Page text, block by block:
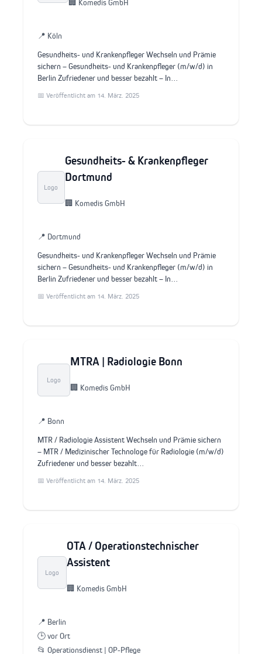
🏢 Komedis GmbH
📍 Köln
Gesundheits- und Krankenpfleger Wechseln und Prämie
sichern – Gesundheits- und Krankenpfleger (m/w/d) in
Berlin Zufriedener und besser bezahlt – In…
📅 Veröffentlicht am 14. März. 2025
Logo
Gesundheits- & Krankenpfleger
Dortmund
🏢 Komedis GmbH
📍 Dortmund
Gesundheits- und Krankenpfleger Wechseln und Prämie
sichern – Gesundheits- und Krankenpfleger (m/w/d) in
Berlin Zufriedener und besser bezahlt – In…
📅 Veröffentlicht am 14. März. 2025
Logo
MTRA | Radiologie Bonn
🏢 Komedis GmbH
📍 Bonn
MTR / Radiologie Assistent Wechseln und Prämie sichern
– MTR / Medizinischer Technologe für Radiologie (m/w/d)
Zufriedener und besser bezahlt…
📅 Veröffentlicht am 14. März. 2025
Logo
OTA / Operationstechnischer
Assistent
🏢 Komedis GmbH
📍 Berlin
🕒 vor Ort
📂 Operationsdienst | OP-Pflege